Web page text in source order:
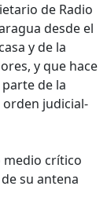
de Radio
desde el
y de la
y que hace
de la
judicial-
medio crítico
su antena